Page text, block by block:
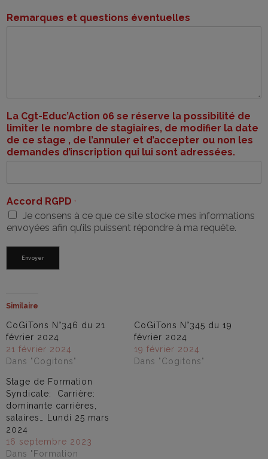
Remarques et questions éventuelles
La Cgt-Educ’Action 06 se réserve la possibilité de
limiter le nombre de stagiaires, de modifier la date
de ce stage , de l’annuler et d’accepter ou non les
demandes d’inscription qui lui sont adressées.
Accord RGPD *
Je consens à ce que ce site stocke mes informations
envoyées afin qu’ils puissent répondre à ma requête.
Envoyer
Similaire
CoGiTons N°346 du 21
février 2024
21 février 2024
Dans "Cogitons"
CoGiTons N°345 du 19
février 2024
19 février 2024
Dans "Cogitons"
Stage de Formation
Syndicale: Carrière:
dominante carrières,
salaires… Lundi 25 mars
2024
16 septembre 2023
Dans "Formation